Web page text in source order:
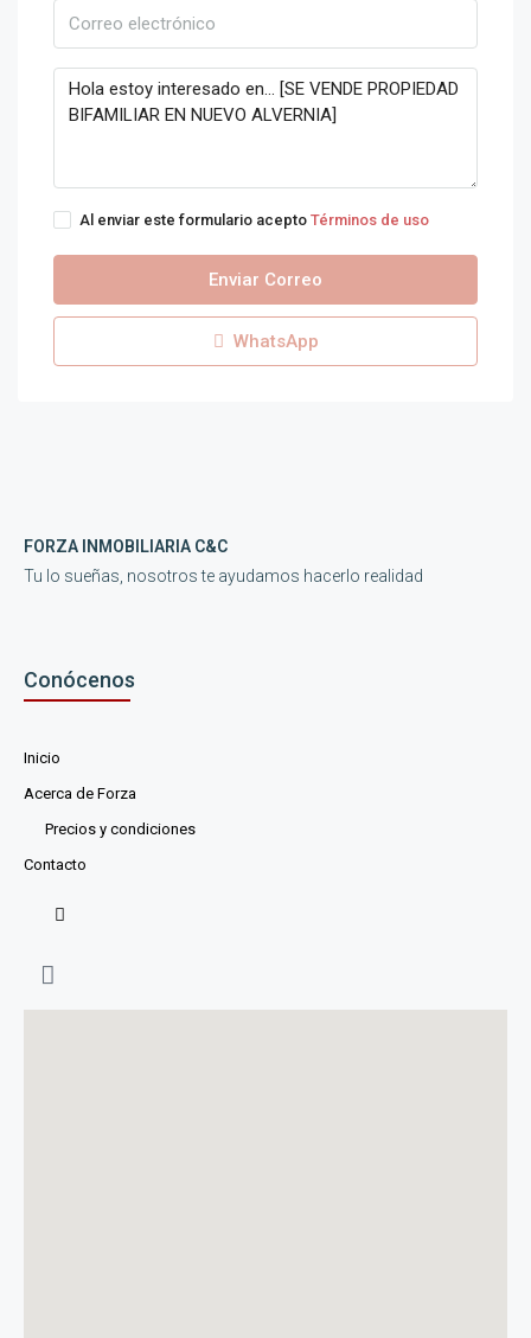
Al enviar este formulario acepto Términos de uso
Enviar Correo
WhatsApp
FORZA INMOBILIARIA C&C
Tu lo sueñas, nosotros te ayudamos hacerlo realidad
Conócenos
Inicio
Acerca de Forza
Precios y condiciones
Contacto